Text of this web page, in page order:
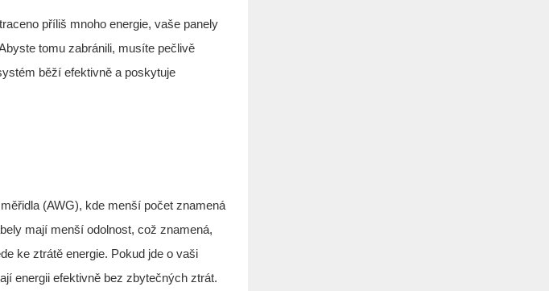
příliš mnoho energie, vaše panely
tomu zabránili, musíte pečlivě
běží efektivně a poskytuje
(AWG), kde menší počet znamená
mají menší odolnost, což znamená,
ke ztrátě energie. Pokud jde o vaši
energii efektivně bez zbytečných ztrát.